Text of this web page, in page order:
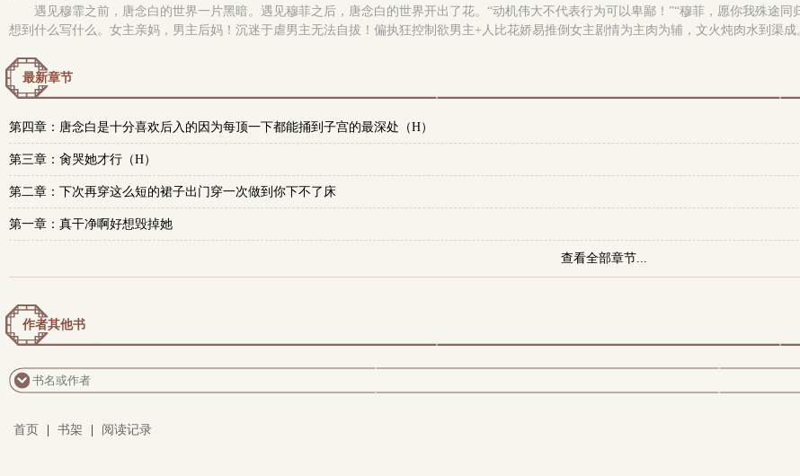
遇见穆霏之前，唐念白的世界一片黑暗。遇见穆菲之后，唐念白的世界开出了花。“动机伟大不代表行为可以卑鄙！”“穆菲，愿你我殊途
想到什么写什么。女主亲妈，男主后妈！沉迷于虐男主无法自拔！偏执狂控制欲男主+人比花娇易推倒女主剧情为主肉为辅，文火炖肉水到渠成
最新章节
第四章：唐念白是十分喜欢后入的因为每顶一下都能捅到子宫的最深处（H）
第三章：肏哭她才行（H）
第二章：下次再穿这么短的裙子出门穿一次做到你下不了床
第一章：真干净啊好想毁掉她
查看全部章节...
作者其他书
首页 书架 阅读记录